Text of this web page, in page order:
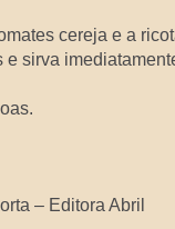
cereja e a
e sirva
– Editora Abril